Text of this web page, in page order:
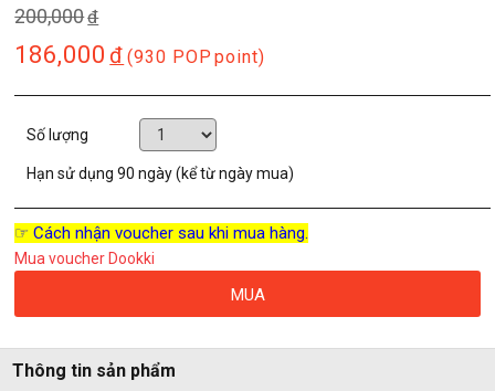
200,000đ
186,000 đ (930 POP point)
Số lượng
Hạn sử dụng90 ngày (kể từ ngày mua)
☞ Cách nhận voucher sau khi mua hàng.
Mua voucher Dookki
MUA
Thông tin sản phẩm